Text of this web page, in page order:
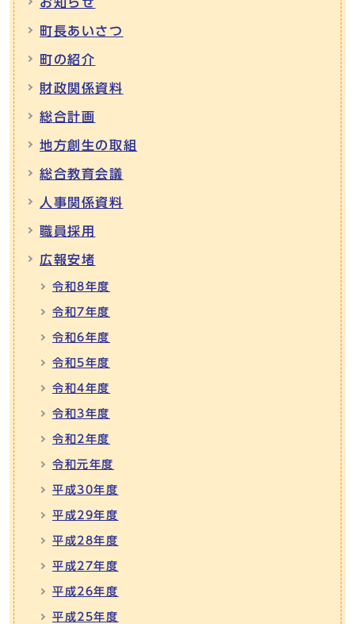
お知らせ
町長あいさつ
町の紹介
財政関係資料
総合計画
地方創生の取組
総合教育会議
人事関係資料
職員採用
広報安堵
令和8年度
令和7年度
令和6年度
令和5年度
令和4年度
令和3年度
令和2年度
令和元年度
平成30年度
平成29年度
平成28年度
平成27年度
平成26年度
平成25年度